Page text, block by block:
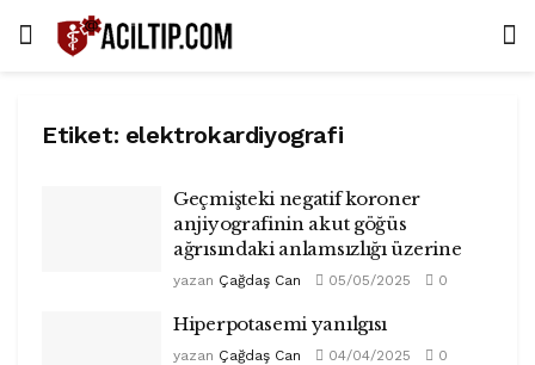
Etiket: elektrokardiyografi
Geçmişteki negatif koroner
anjiyografinin akut göğüs
ağrısındaki anlamsızlığı üzerine
yazan Çağdaş Can 05/05/2025 0
Hiperpotasemi yanılgısı
yazan Çağdaş Can 04/04/2025 0